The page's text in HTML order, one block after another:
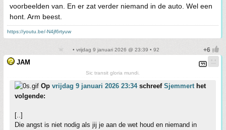
voorbeelden van. En er zat verder niemand in de auto. Wel een
hont. Arm beest.
https://youtu.be/-N4jf6rtyuw
• vrijdag 9 januari 2026 @ 23:39 • 92
JAM
Sic transit gloria mundi.
Op vrijdag 9 januari 2026 23:34schreef Sjemmerthet
volgende:
[..]
Die angst is niet nodig als jij je aan de wet houd en niemand in